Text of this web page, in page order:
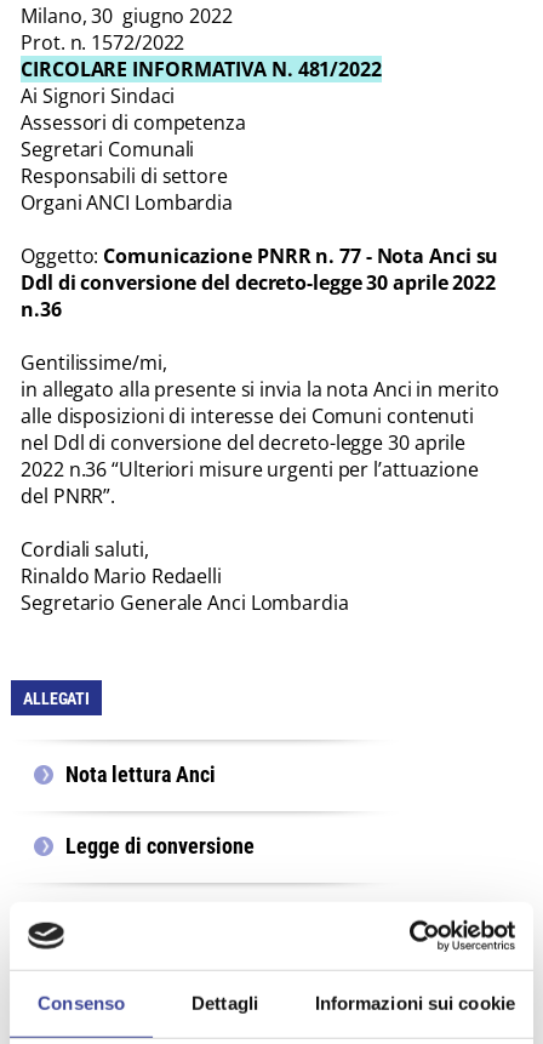
Consenso Dettagli Informazioni sui cookie
Milano, 30 giugno 2022
Prot. n. 1572/2022
CIRCOLARE INFORMATIVA N. 481/2022
Ai Signori Sindaci
Assessori di competenza
Segretari Comunali
Responsabili di settore
Organi ANCI Lombardia
Oggetto: Comunicazione PNRR n. 77 - Nota Anci su
Ddl di conversione del decreto-legge 30 aprile 2022
n.36
Gentilissime/mi,
in allegato alla presente si invia la nota Anci in merito
alle disposizioni di interesse dei Comuni contenuti
nel Ddl di conversione del decreto-legge 30 aprile
2022 n.36 “Ulteriori misure urgenti per l’attuazione
del PNRR”.
Cordiali saluti,
Rinaldo Mario Redaelli
Segretario Generale Anci Lombardia
ALLEGATI
Nota lettura Anci
Legge di conversione
CONSUMO DI SUOLO TURISMO